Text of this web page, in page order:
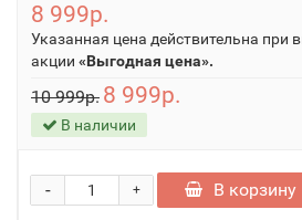
8 999р.
Указанная цена действительна при
акции «Выгодная цена».
10 999р. 8 999р.
В наличии
+
- В корзину